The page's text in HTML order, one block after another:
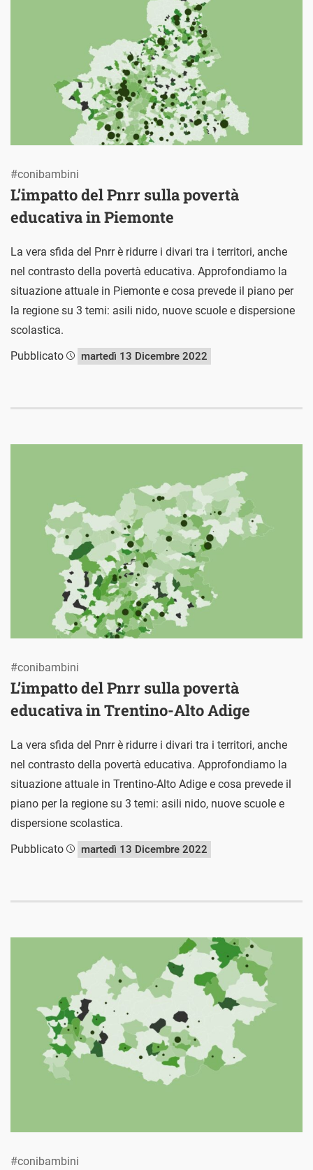
L’impatto del Pnrr sulla povertà
educativa in Piemonte
#conibambini
La vera sfida del Pnrr è ridurre i divari tra i territori, anche
nel contrasto della povertà educativa. Approfondiamo la
situazione attuale in Piemonte e cosa prevede il piano per
la regione su 3 temi: asili nido, nuove scuole e dispersione
scolastica.
Pubblicato
martedì 13 Dicembre 2022
L’impatto del Pnrr sulla povertà
educativa in Trentino-Alto Adige
#conibambini
La vera sfida del Pnrr è ridurre i divari tra i territori, anche
nel contrasto della povertà educativa. Approfondiamo la
situazione attuale in Trentino-Alto Adige e cosa prevede il
piano per la regione su 3 temi: asili nido, nuove scuole e
dispersione scolastica.
Pubblicato
martedì 13 Dicembre 2022
#conibambini